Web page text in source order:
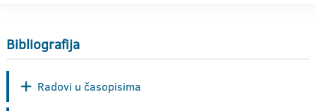
Bibliografija
Radovi u časopisima